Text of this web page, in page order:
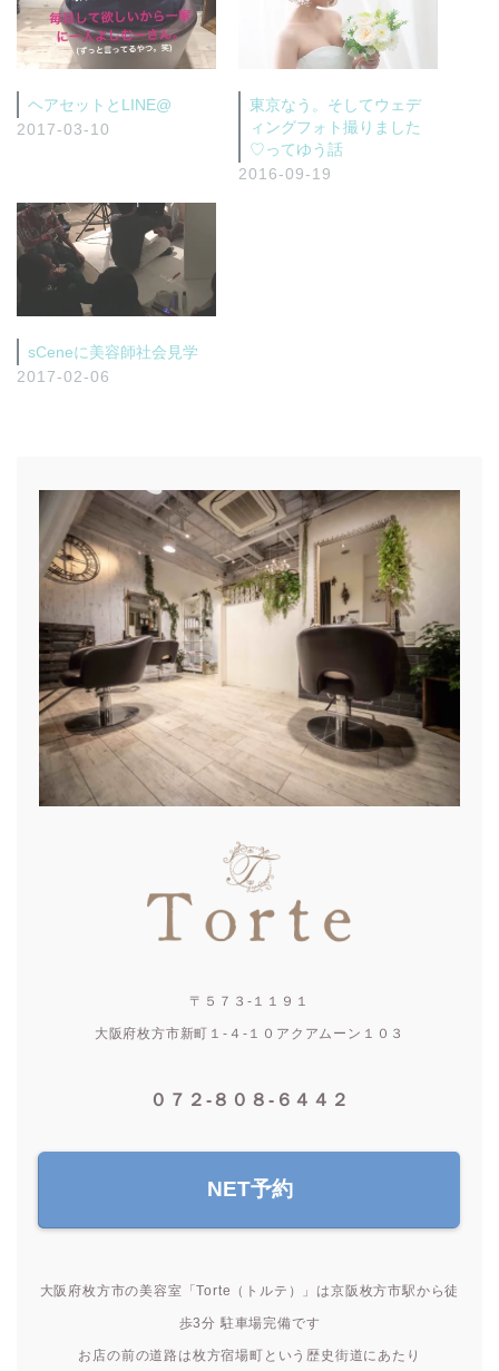
ヘアセットとLINE@
2017-03-10
東京なう。そしてウェデ
ィングフォト撮りました
♡ってゆう話
2016-09-19
sCeneに美容師社会見学
2017-02-06
〒５７３-１１９１
大阪府枚方市新町１-４-１０アクアムーン１０３
０７２-８０８-６４４２
NET予約
大阪府枚方市の美容室「Torte（トルテ）」は京阪枚方市駅から徒
歩3分 駐車場完備です
お店の前の道路は枚方宿場町という歴史街道にあたり